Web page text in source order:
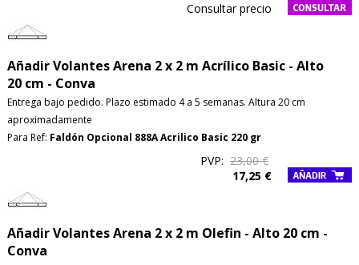
Consultar precio
Añadir Volantes Arena 2 x 2 m Acrílico Basic - Alto
20 cm - Conva
Entrega bajo pedido. Plazo estimado 4 a 5 semanas. Altura 20 cm
aproximadamente
Para Ref: Faldón Opcional 888A Acrilico Basic 220 gr
PVP: 23,00 €
17,25 €
Añadir Volantes Arena 2 x 2 m Olefin - Alto 20 cm -
Conva